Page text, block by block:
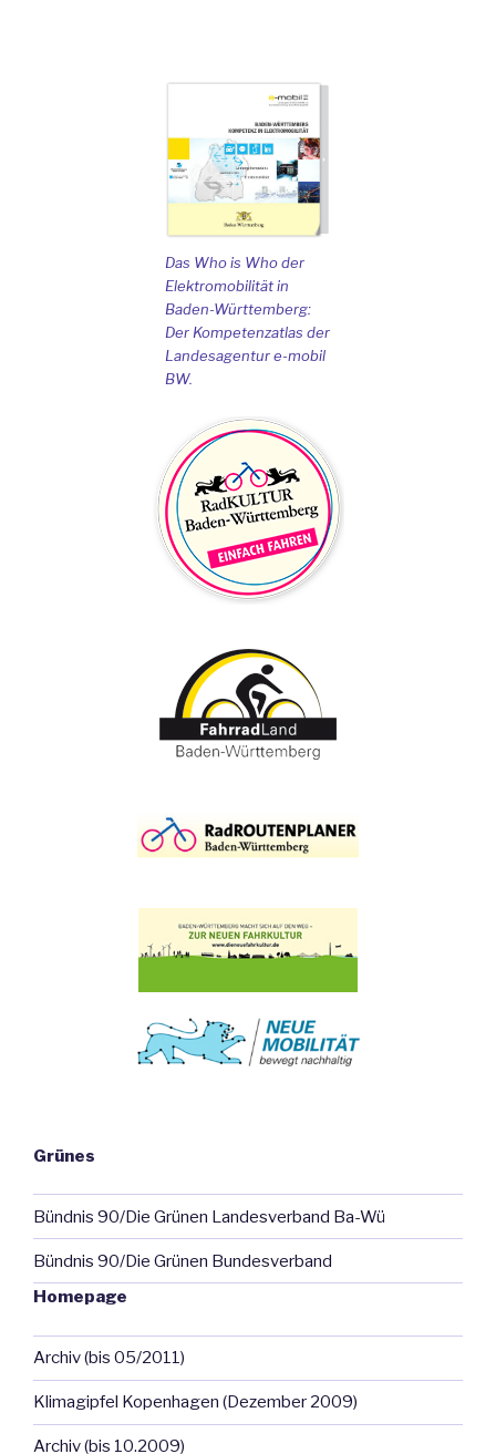
Das Who is Who der
Elektromobilität in
Baden-Württemberg:
Der Kompetenzatlas der
Landesagentur e-mobil
BW.
Grünes
Bündnis 90/Die Grünen Landesverband Ba-Wü
Bündnis 90/Die Grünen Bundesverband
Homepage
Archiv (bis 05/2011)
Klimagipfel Kopenhagen (Dezember 2009)
Archiv (bis 10.2009)